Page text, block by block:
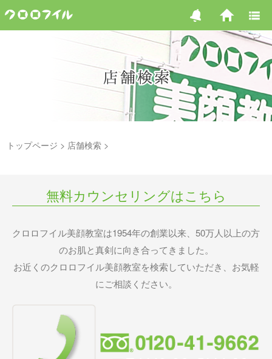
トップページ 店舗検索
無料カウンセリングはこちら
クロロフイル美顔教室は1954年の創業以来、50万人以上の方
のお肌と真剣に向き合ってきました。
お近くのクロロフイル美顔教室を検索していただき、お気軽
にご相談ください。